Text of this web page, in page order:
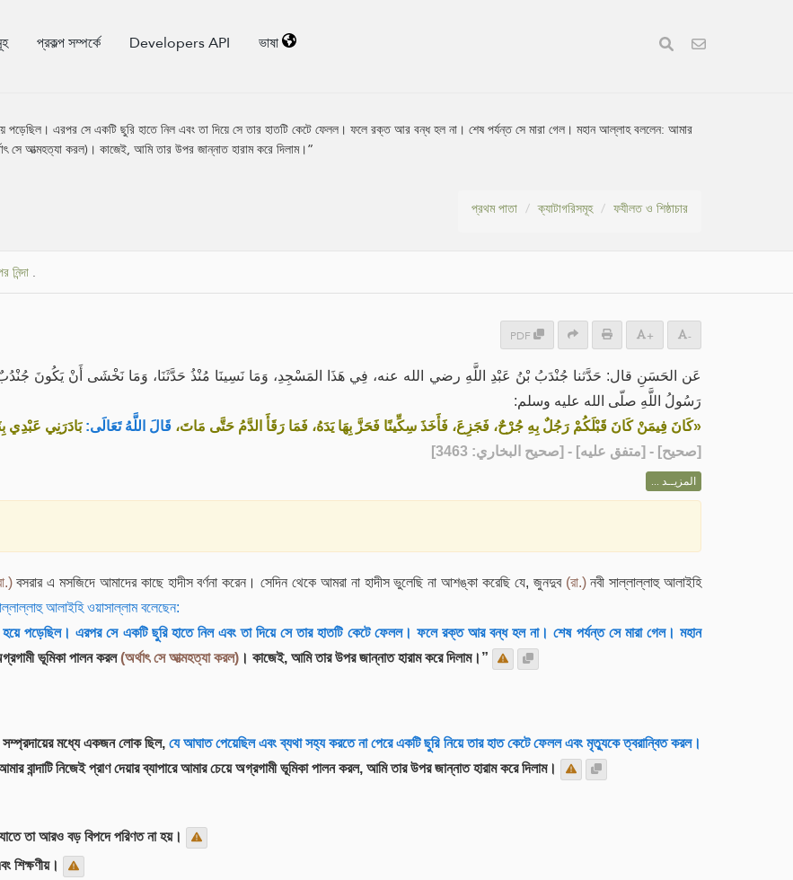
প্রকল্প সম্পর্কে Developers API ভাষা
পড়েছিল। এরপর সে একটি ছুরি হাতে নিল এবং তা দিয়ে সে তার হাতটি কেটে ফেলল। ফলে রক্ত আর বন্ধ হল না। শেষ পর্যন্ত সে মারা গেল। মহান আল্লাহ বললেন: আমার
সে আত্মহত্যা করল)। কাজেই, আমি তার উপর জান্নাত হারাম করে দিলাম।”
প্রথম পাতা ক্যাটাগরিসমূহ ফযীলত ও শিষ্ঠাচার
নিন্দা.
PDF + -
عَن الحَسَنِ قال: حَدَّثنا جُنْدَبُ بْنُ عَبْدِ اللَّهِ رضي الله عنه، فِي هَذَا المَسْجِدِ، وَمَا نَسِينَا مُنْذُ حَدَّثَنَا، وَمَا نَخْشَى أَنْ يَكُونَ
رَسُولُ اللَّهِ صلّى الله عليه وسلم:
«كَانَ فِيمَنْ كَانَ قَبْلَكُمْ رَجُلٌ بِهِ جُرْحٌ، فَجَزِعَ، فَأَخَذَ سِكِّينًا فَحَزَّ بِهَا يَدَهُ، فَمَا رَقَأَ الدَّمُ حَتَّى مَاتَ، قَالَ اللَّهُ تَعَالَى: بَادَرَنِي عَبْدِي
[صحيح] - [متفق عليه] - [صحيح البخاري: 3463]
المزيــد ...
বসরার এ মসজিদে আমাদের কাছে হাদীস বর্ণনা করেন। সেদিন থেকে আমরা না হাদীস ভুলেছি না আশঙ্কা করেছি যে, জুনদুব (রা.)নবী সাল্লাল্লাহু আলাইহি
আলাইহি ওয়াসাল্লাম বলেছেন:
পড়েছিল। এরপর সে একটি ছুরি হাতে নিল এবং তা দিয়ে সে তার হাতটি কেটে ফেলল। ফলে রক্ত আর বন্ধ হল না। শেষ পর্যন্ত সে মারা গেল। মহান
ভূমিকা পালন করল(অর্থাৎ সে আত্মহত্যা করল) । কাজেই, আমি তার উপর জান্নাত হারাম করে দিলাম।”
সম্প্রদায়ের মধ্যে একজন লোক ছিল,যে আঘাত পেয়েছিল এবং ব্যথা সহ্য করতে না পেরে একটি ছুরি নিয়ে তার হাত কেটে ফেলল এবং মৃত্যুকে ত্বরান্বিত করল।
বান্দাটি নিজেই প্রাণ দেয়ার ব্যাপারে আমার চেয়ে অগ্রগামী ভূমিকা পালন করল, আমি তার উপর জান্নাত হারাম করে দিলাম।
তা আরও বড় বিপদে পরিণত না হয়।
শিক্ষণীয়।